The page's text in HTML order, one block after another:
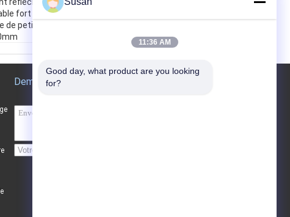
fort
de petit
com
souhaite
Blanc, jaun
et ro
3 à 5 ans
inte
La réflexion élevée
d'évidence pour le
Demande de soumission
11:36 AM
Good day, what product are you looking
for?